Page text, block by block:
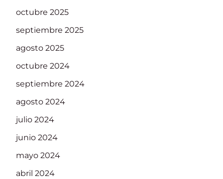
octubre 2025
septiembre 2025
agosto 2025
octubre 2024
septiembre 2024
agosto 2024
julio 2024
junio 2024
mayo 2024
abril 2024